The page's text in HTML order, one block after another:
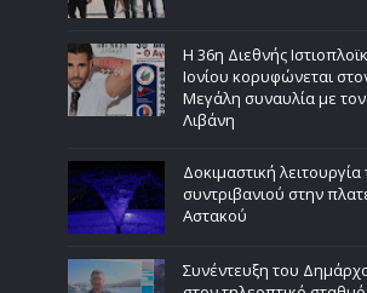
Η 36η Διεθνής
Ιονίου κορυφώνεται
Μεγάλη συναυλία με
Λιβάνη
Δοκιμαστική
συντριβανιού στην
Αστακού
Συνέντευξη του